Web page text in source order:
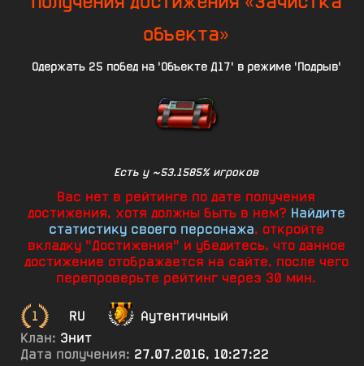
объекта»
Одержать 25 побед на 'Объекте Д17' в режиме 'Подрыв'
Есть у ~53.1585% игроков
Вас нет в рейтинге по дате получения
достижения, хотя должны быть в нем? Найдите
статистику своего персонажа, откройте
вкладку "Достижения" и убедитесь, что данное
достижение отображается на сайте, после чего
перепроверьте рейтинг через 30 мин.
1 RU
Аутентичный
Клан: Энит
Дата получения: 27.07.2016, 10:27:22